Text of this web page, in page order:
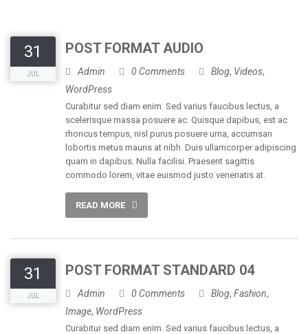
31
JUL
POST FORMAT AUDIO
Admin 0 Comments Blog, Videos,
WordPress
Curabitur sed diam enim. Sed varius faucibus lectus, a
scelerisque massa posuere ac. Quisque dapibus, est ac
rhoncus tempus, nisl purus posuere urna, accumsan
lobortis metus mauris at nibh. Duis ullamcorper adipiscing
quam in dapibus. Nulla facilisi. Praesent sagittis
commodo lorem, vitae euismod justo venenatis at.
READ MORE
31
JUL
POST FORMAT STANDARD 04
Admin 0 Comments Blog, Fashion,
Image, WordPress
Curabitur sed diam enim. Sed varius faucibus lectus, a